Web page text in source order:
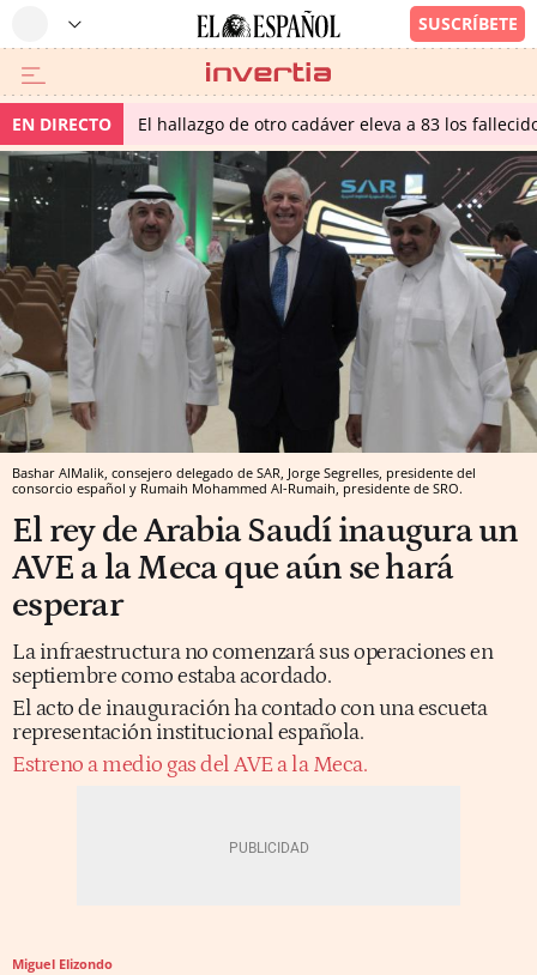
EN DIRECTO El hallazgo de otro cadáver eleva a 83 los
Bashar AlMalik, consejero delegado de SAR, Jorge Segrelles, presidente del
consorcio español y Rumaih Mohammed Al-Rumaih, presidente de SRO.
El rey de Arabia Saudí inaugura un
AVE a la Meca que aún se hará
esperar
La infraestructura no comenzará sus operaciones en
septiembre como estaba acordado.
El acto de inauguración ha contado con una escueta
representación institucional española.
Estreno a medio gas del AVE a la Meca.
Miguel Elizondo